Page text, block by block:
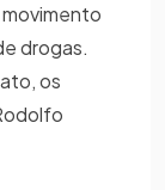
drogas.
os